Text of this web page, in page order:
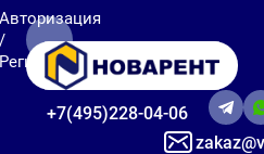
+7(495)228-04-06